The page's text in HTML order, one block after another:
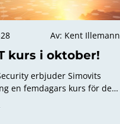
Av: Kent Illemann
kurs i oktober!
erbjuder Simovits
en femdagars kurs för de
i öppna digitala